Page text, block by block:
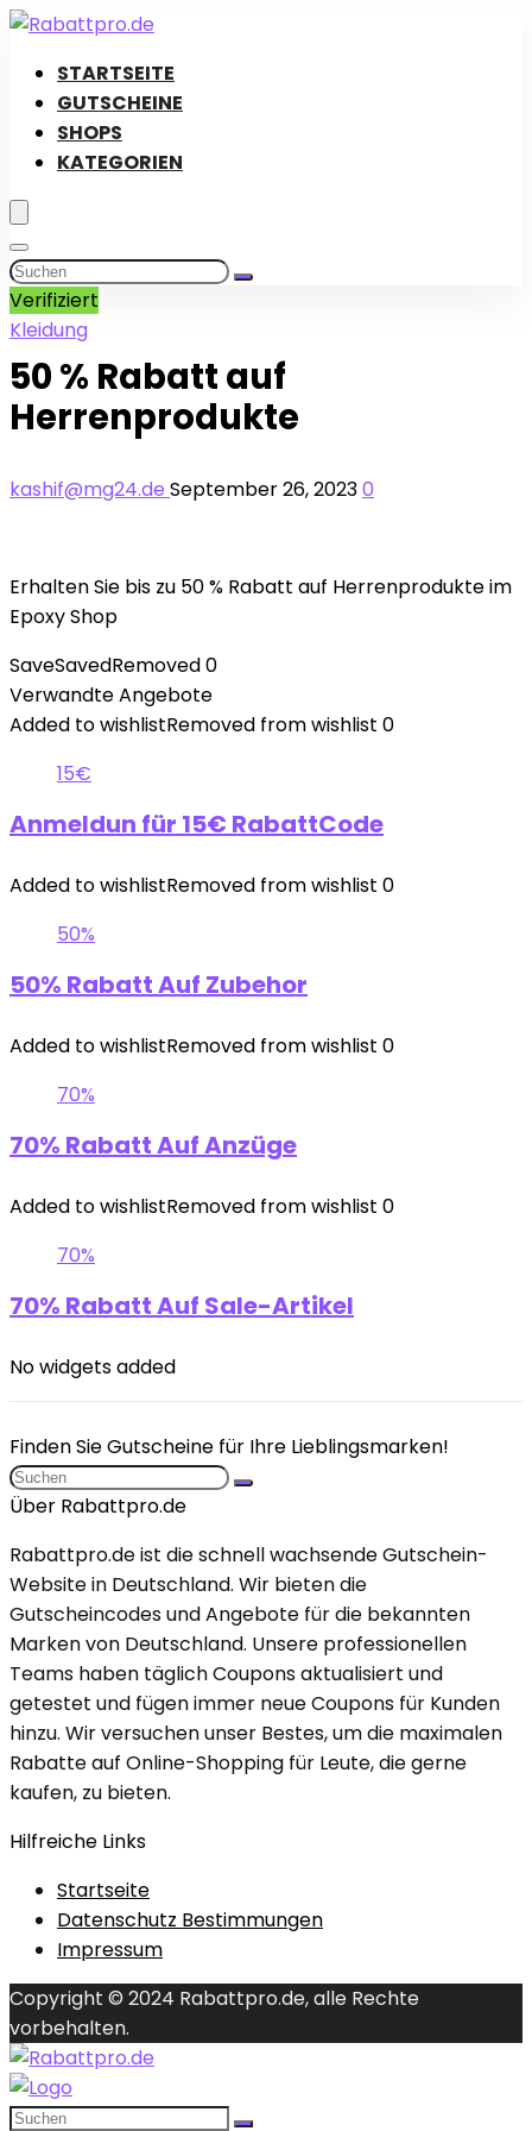
STARTSEITE
GUTSCHEINE
SHOPS
KATEGORIEN
Verifiziert
Kleidung
50 % Rabatt auf
Herrenprodukte
kashif@mg24.de September 26, 20230
Erhalten Sie bis zu 50 % Rabatt auf Herrenprodukte im
Epoxy Shop
SaveSavedRemoved0
Verwandte Angebote
Added to wishlistRemoved from wishlist 0
15€
Anmeldun für 15€ RabattCode
Added to wishlistRemoved from wishlist 0
50%
50% Rabatt Auf Zubehor
Added to wishlistRemoved from wishlist 0
70%
70% Rabatt Auf Anzüge
Added to wishlistRemoved from wishlist 0
70%
70% Rabatt Auf Sale-Artikel
No widgets added
Finden Sie Gutscheine für Ihre Lieblingsmarken!
Über Rabattpro.de
Rabattpro.de ist die schnell wachsende Gutschein-
Website in Deutschland. Wir bieten die
Gutscheincodes und Angebote für die bekannten
Marken von Deutschland. Unsere professionellen
Teams haben täglich Coupons aktualisiert und
getestet und fügen immer neue Coupons für Kunden
hinzu. Wir versuchen unser Bestes, um die maximalen
Rabatte auf Online-Shopping für Leute, die gerne
kaufen, zu bieten.
Hilfreiche Links
Startseite
Datenschutz Bestimmungen
Impressum
Copyright © 2024 Rabattpro.de, alle Rechte
vorbehalten.